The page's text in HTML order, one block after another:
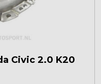
Civic 2.0 K20